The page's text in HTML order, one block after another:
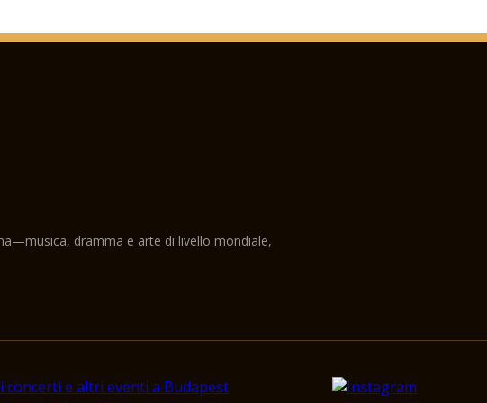
dramma e arte di livello mondiale,